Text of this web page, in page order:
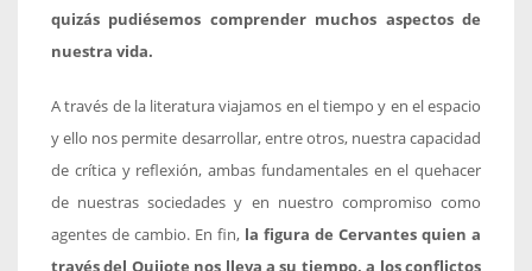
quizás pudiésemos comprender muchos aspectos de
nuestra vida.
A través de la literatura viajamos en el tiempo y en el espacio
y ello nos permite desarrollar, entre otros, nuestra capacidad
de crítica y reflexión, ambas fundamentales en el quehacer
de nuestras sociedades y en nuestro compromiso como
agentes de cambio. En fin, la figura de Cervantes quien a
través del Quijote nos lleva a su tiempo, a los conflictos